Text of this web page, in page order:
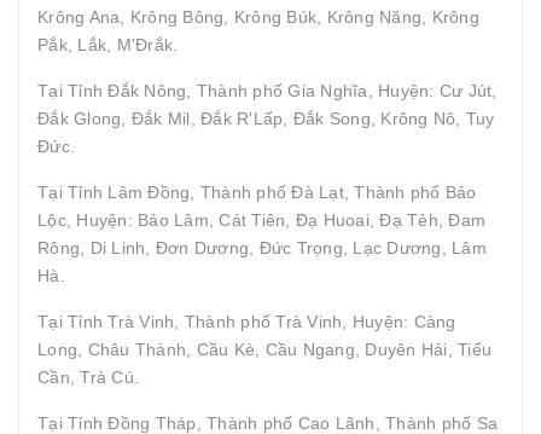
Krông Ana, Krông Bông, Krông Búk, Krông Năng, Krông
Pắk, Lắk, M'Đrắk.
Tại Tỉnh Đắk Nông, Thành phố Gia Nghĩa, Huyện: Cư Jút,
Đắk Glong, Đắk Mil, Đắk R'Lấp, Đắk Song, Krông Nô, Tuy
Đức.
Tại Tỉnh Lâm Đồng, Thành phố Đà Lạt, Thành phố Bảo
Lộc, Huyện: Bảo Lâm, Cát Tiên, Đạ Huoai, Đạ Tẻh, Đam
Rông, Di Linh, Đơn Dương, Đức Trọng, Lạc Dương, Lâm
Hà.
Tại Tỉnh Trà Vinh, Thành phố Trà Vinh, Huyện: Càng
Long, Châu Thành, Cầu Kè, Cầu Ngang, Duyên Hải, Tiểu
Cần, Trà Cú.
Tại Tỉnh Đồng Tháp, Thành phố Cao Lãnh, Thành phố Sa